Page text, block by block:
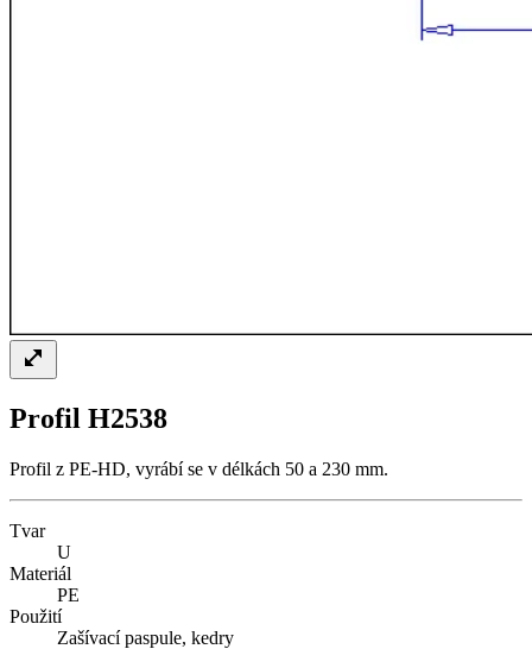
Profil H2538
Profil z PE-HD, vyrábí se v délkách 50 a 230 mm.
Tvar
U
Materiál
PE
Použití
Zašívací paspule, kedry